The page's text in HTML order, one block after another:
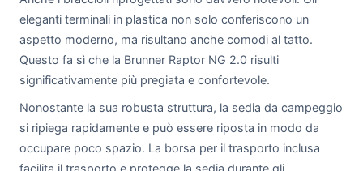
eleganti terminali in plastica non solo conferiscono un
aspetto moderno, ma risultano anche comodi al tatto.
Questo fa sì che la Brunner Raptor NG 2.0 risulti
significativamente più pregiata e confortevole.
Nonostante la sua robusta struttura, la sedia da campeggio
si ripiega rapidamente e può essere riposta in modo da
occupare poco spazio. La borsa per il trasporto inclusa